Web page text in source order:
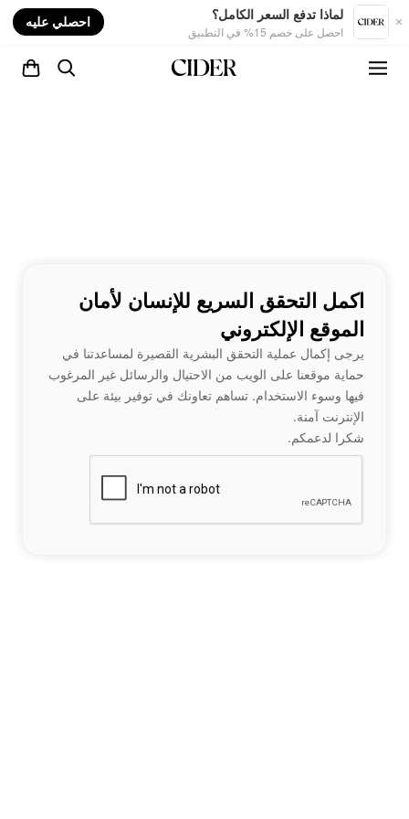
لماذا تدفع السعر الكامل؟
احصل على خصم 15% في التطبيق
احصلي عليه
اكمل التحقق السريع للإنسان لأمان
الموقع الإلكتروني
يرجى إكمال عملية التحقق البشرية القصيرة لمساعدتنا في
حماية موقعنا على الويب من الاحتيال والرسائل غير المرغوب
فيها وسوء الاستخدام. تساهم تعاونك في توفير بيئة على
الإنترنت آمنة.
شكرا لدعمكم.